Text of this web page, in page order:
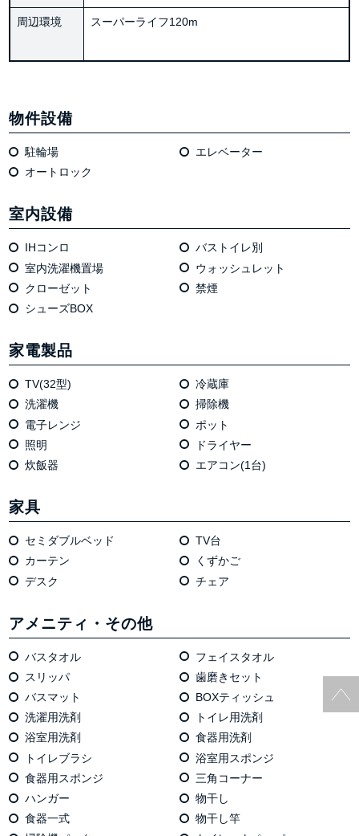
周辺環境 スーパーライフ120m
物件設備
駐輪場
エレベーター
オートロック
室内設備
IHコンロ
バストイレ別
室内洗濯機置場
ウォッシュレット
クローゼット
禁煙
シューズBOX
家電製品
TV(32型)
冷蔵庫
洗濯機
掃除機
電⼦レンジ
ポット
照明
ドライヤー
炊飯器
エアコン(1台)
家具
セミダブルベッド
TV台
カーテン
くずかご
デスク
チェア
アメニティ・その他
バスタオル
フェイスタオル
スリッパ
歯磨きセット
バスマット
BOXティッシュ
洗濯用洗剤
トイレ用洗剤
浴室用洗剤
食器用洗剤
トイレブラシ
浴室用スポンジ
食器用スポンジ
三角コーナー
ハンガー
物干し
食器一式
物干し竿